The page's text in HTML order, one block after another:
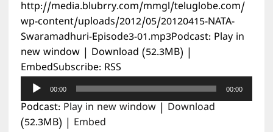
http://media.blubrry.com/mmgl/teluglobe.com/
wp-content/uploads/2012/05/20120415-NATA-
Swaramadhuri-Episode3-01.mp3Podcast: Play in
new window | Download (52.3MB) |
EmbedSubscribe: RSS
Audio
Player
00:00 00:00
Podcast: Play in new window| Download
(52.3MB) | Embed